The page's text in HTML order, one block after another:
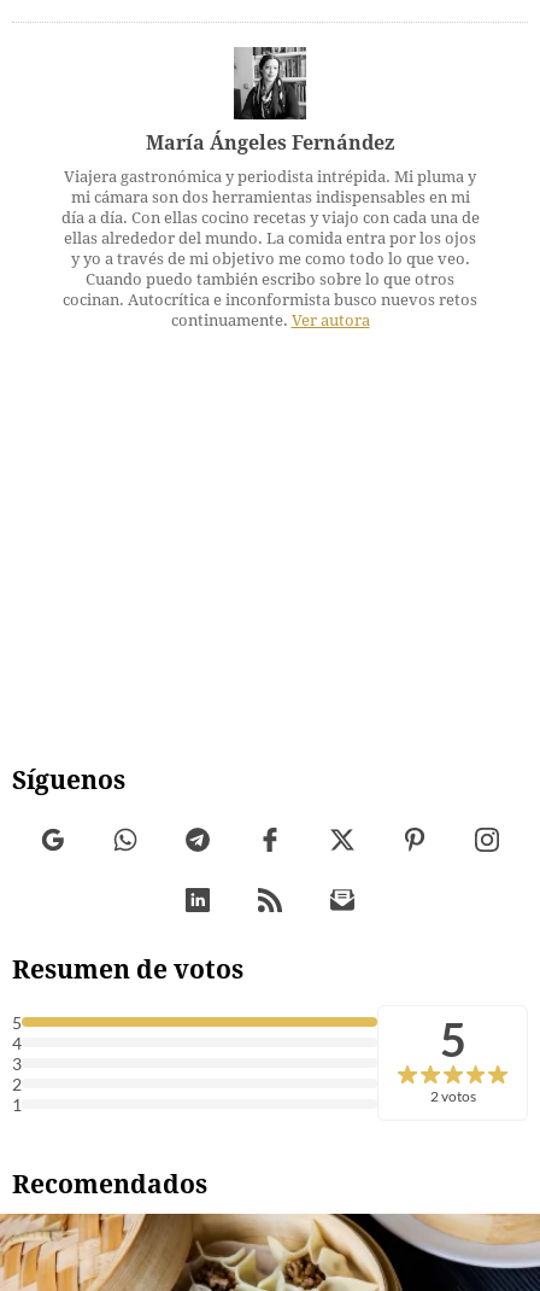
María Ángeles Fernández
Viajera gastronómica y periodista intrépida. Mi pluma y
mi cámara son dos herramientas indispensables en mi
día a día. Con ellas cocino recetas y viajo con cada una de
ellas alrededor del mundo. La comida entra por los ojos
y yo a través de mi objetivo me como todo lo que veo.
Cuando puedo también escribo sobre lo que otros
cocinan. Autocrítica e inconformista busco nuevos retos
continuamente. Ver autora
Síguenos
Resumen de votos
5
4
3
2
1
5
2 votos
Recomendados